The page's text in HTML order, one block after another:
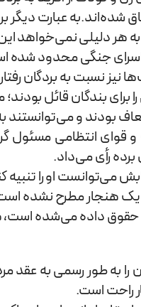
شده‌اند.به عبارت دیگر
هر دلیلی نمی‌خواهد
اسرای جنگی محدود ‌شده
نیز نسبت به بردگان
بندگان قائل بودند؛
بودند و می‌توانستند
و قوای انتظامی
برده رأی می‌داد.
می‌توانست او را تنبیه
یک هنجار مطرح نشده
داده می‌شده است،
به طور رسمی به عقد
راحت است.